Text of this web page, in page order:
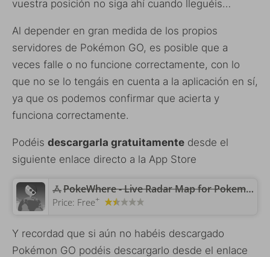
vuestra posición no siga ahí cuando lleguéis…
Al depender en gran medida de los propios
servidores de Pokémon GO, es posible que a
veces falle o no funcione correctamente, con lo
que no se lo tengáis en cuenta a la aplicación en sí,
ya que os podemos confirmar que acierta y
funciona correctamente.
Podéis descargarla gratuitamente desde el
siguiente enlace directo a la App Store
PokeWhere - Live Radar Map for Pokemon GO
Price: Free+
Y recordad que si aún no habéis descargado
Pokémon GO podéis descargarlo desde el enlace